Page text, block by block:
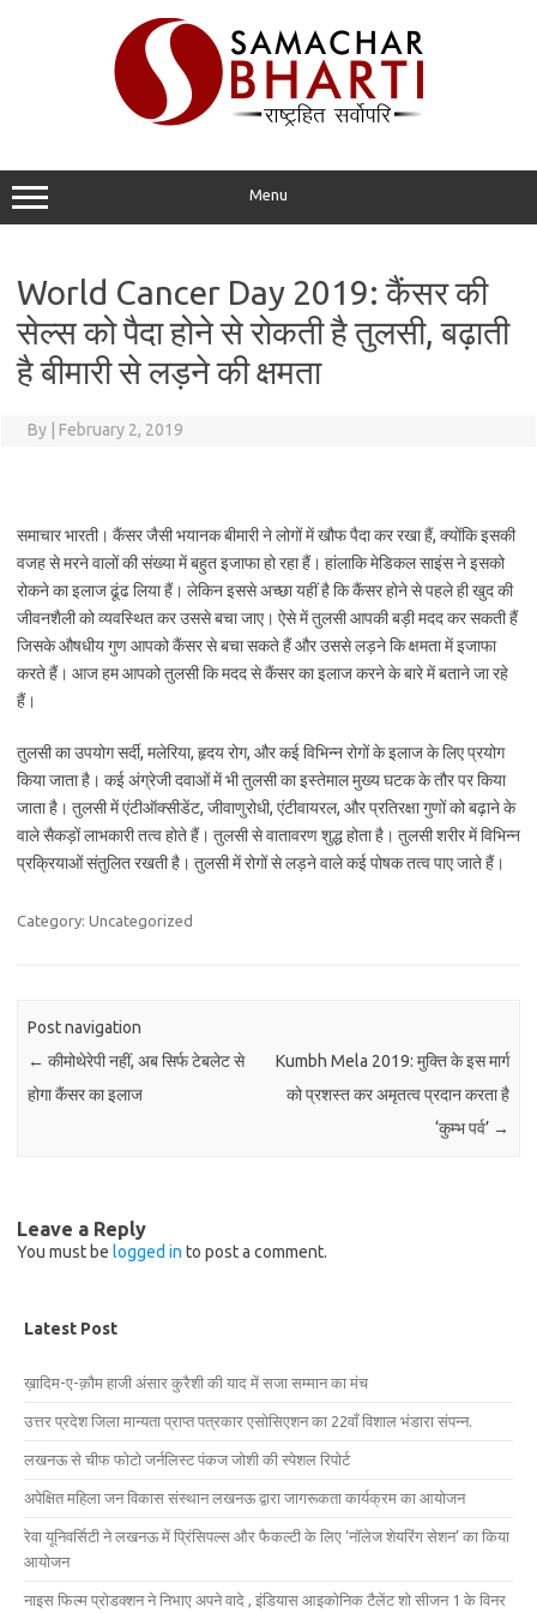
Menu
World Cancer Day 2019: कैंसर की
सेल्स को पैदा होने से रोकती है तुलसी, बढ़ाती
है बीमारी से लड़ने की क्षमता
By February 2, 2019
समाचार भारती। कैंसर जैसी भयानक बीमारी ने लोगों में खौफ पैदा कर रखा हैं, क्योंकि इसकी
वजह से मरने वालों की संख्या में बहुत इजाफा हो रहा हैं। हांलाकि मेडिकल साइंस ने इसको
रोकने का इलाज ढूंढ लिया हैं। लेकिन इससे अच्छा यहीं है कि कैंसर होने से पहले ही खुद की
जीवनशैली को व्यवस्थित कर उससे बचा जाए। ऐसे में तुलसी आपकी बड़ी मदद कर सकती हैं
जिसके औषधीय गुण आपको कैंसर से बचा सकते हैं और उससे लड़ने कि क्षमता में इजाफा
करते हैं। आज हम आपको तुलसी कि मदद से कैंसर का इलाज करने के बारे में बताने जा रहे
हैं।
तुलसी का उपयोग सर्दी, मलेरिया, हृदय रोग, और कई विभिन्न रोगों के इलाज के लिए प्रयोग
किया जाता है। कई अंग्रेजी दवाओं में भी तुलसी का इस्तेमाल मुख्य घटक के तौर पर किया
जाता है। तुलसी में एंटीऑक्सीडेंट, जीवाणुरोधी, एंटीवायरल, और प्रतिरक्षा गुणों को बढ़ाने के
वाले सैकड़ों लाभकारी तत्व होते हैं। तुलसी से वातावरण शुद्ध होता है। तुलसी शरीर में विभिन्न
प्रक्रियाओं संतुलित रखती है। तुलसी में रोगों से लड़ने वाले कई पोषक तत्व पाए जाते हैं।
Category: Uncategorized
Post navigation
← कीमोथेरेपी नहीं, अब सिर्फ टेबलेट से
होगा कैंसर का इलाज
Kumbh Mela 2019: मुक्ति के इस मार्ग
को प्रशस्त कर अमृतत्व प्रदान करता है
‘कुम्भ पर्व’ →
Leave a Reply
You must be logged in to post a comment.
Latest Post
ख़ादिम-ए-क़ौम हाजी अंसार कुरैशी की याद में सजा सम्मान का मंच
उत्तर प्रदेश जिला मान्यता प्राप्त पत्रकार एसोसिएशन का 22वाँ विशाल भंडारा संपन्न.
लखनऊ से चीफ फोटो जर्नलिस्ट पंकज जोशी की स्पेशल रिपोर्ट
अपेक्षित महिला जन विकास संस्थान लखनऊ द्वारा जागरूकता कार्यक्रम का आयोजन
रेवा यूनिवर्सिटी ने लखनऊ में प्रिंसिपल्स और फैकल्टी के लिए ‘नॉलेज शेयरिंग सेशन’ का किया
आयोजन
नाइस फिल्म प्रोडक्शन ने निभाए अपने वादे , इंडियास आइकोनिक टैलेंट शो सीजन 1 के विनर